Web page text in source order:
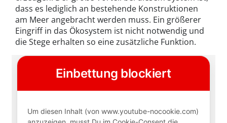
dass es lediglich an bestehende Konstruktionen
am Meer angebracht werden muss. Ein größerer
Eingriff in das Ökosystem ist nicht notwendig und
die Stege erhalten so eine zusätzliche Funktion.